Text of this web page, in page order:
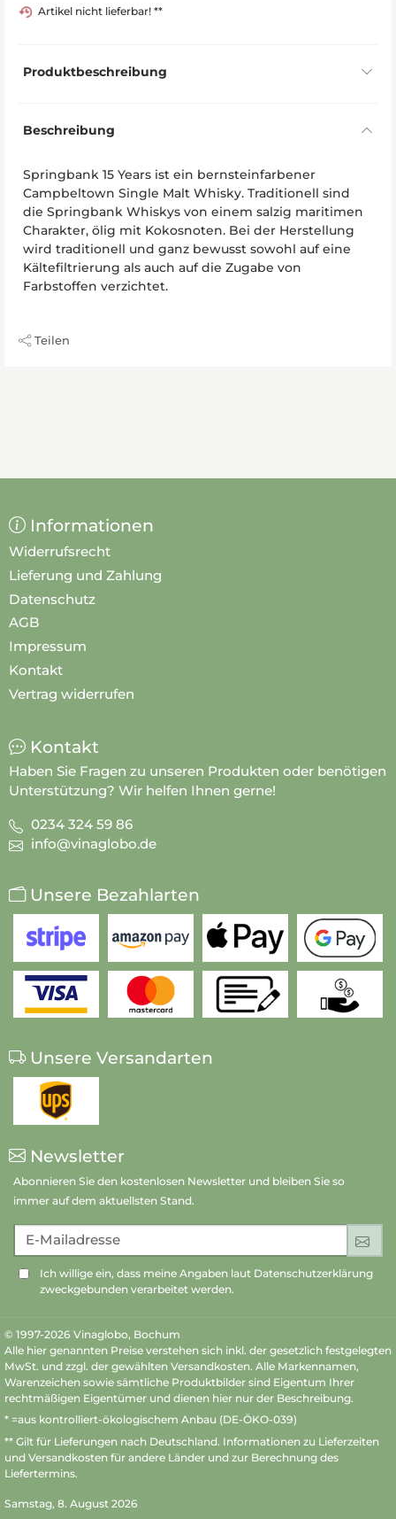
Artikel nicht lieferbar! **
Produktbeschreibung
Beschreibung
Springbank 15 Years ist ein bernsteinfarbener
Campbeltown Single Malt Whisky. Traditionell sind
die Springbank Whiskys von einem salzig maritimen
Charakter, ölig mit Kokosnoten. Bei der Herstellung
wird traditionell und ganz bewusst sowohl auf eine
Kältefiltrierung als auch auf die Zugabe von
Farbstoffen verzichtet.
Teilen
Informationen
Widerrufsrecht
Lieferung und Zahlung
Datenschutz
AGB
Impressum
Kontakt
Vertrag widerrufen
Kontakt
Haben Sie Fragen zu unseren Produkten oder benötigen
Unterstützung? Wir helfen Ihnen gerne!
0234 324 59 86
info@vinaglobo.de
Unsere Bezahlarten
Unsere Versandarten
Newsletter
Abonnieren Sie den kostenlosen Newsletter und bleiben Sie so
immer auf dem aktuellsten Stand.
E-Mailadresse
Ich willige ein, dass meine Angaben laut Datenschutzerklärung
zweckgebunden verarbeitet werden.
© 1997-2026 Vinaglobo, Bochum
Alle hier genannten Preise verstehen sich inkl. der gesetzlich festgelegten
MwSt. und zzgl. der gewählten Versandkosten. Alle Markennamen,
Warenzeichen sowie sämtliche Produktbilder sind Eigentum Ihrer
rechtmäßigen Eigentümer und dienen hier nur der Beschreibung.
* =aus kontrolliert-ökologischem Anbau (DE-ÖKO-039)
** Gilt für Lieferungen nach Deutschland. Informationen zu Lieferzeiten
und Versandkosten für andere Länder und zur Berechnung des
Liefertermins.
Samstag, 8. August 2026